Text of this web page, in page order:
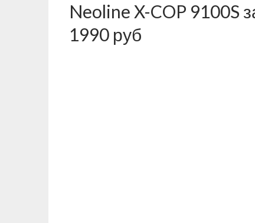
Neoline X-COP 9100S
1990 руб